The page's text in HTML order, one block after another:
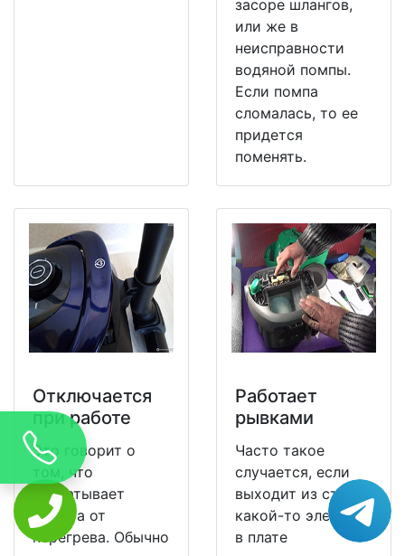
засоре шлангов,
или же в
неисправности
водяной помпы.
Если помпа
сломалась, то ее
придется
поменять.
Отключается
при работе
Это говорит о
том, что
срабатывает
защита от
перегрева. Обычно
Работает
рывками
Часто такое
случается, если
выходит из строя
какой-то элемент
в плате